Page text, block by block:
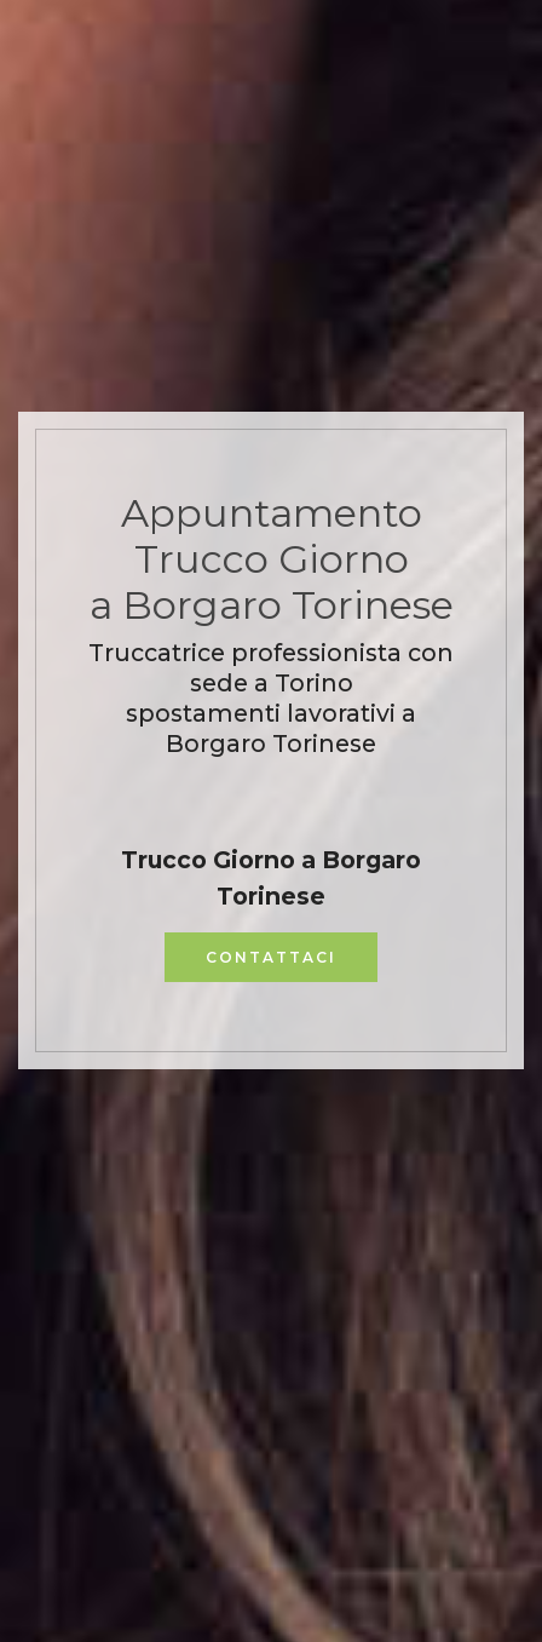
Appuntamento
Trucco Giorno
a Borgaro Torinese
Truccatrice professionista con
sede a Torino
spostamenti lavorativi a
Borgaro Torinese
Trucco Giorno a Borgaro
Torinese
CONTATTACI